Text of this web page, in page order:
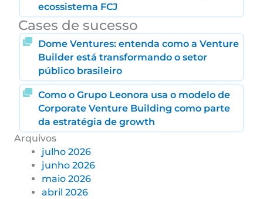
ecossistema FCJ
Cases de sucesso
Dome Ventures: entenda como a Venture
Builder está transformando o setor
público brasileiro
Como o Grupo Leonora usa o modelo de
Corporate Venture Building como parte
da estratégia de growth
Arquivos
julho 2026
junho 2026
maio 2026
abril 2026